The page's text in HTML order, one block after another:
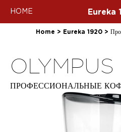
HOME Eureka
Home > Eureka 1920>
OLYMPUS
ПРОФЕССИОНАЛЬНЫЕ